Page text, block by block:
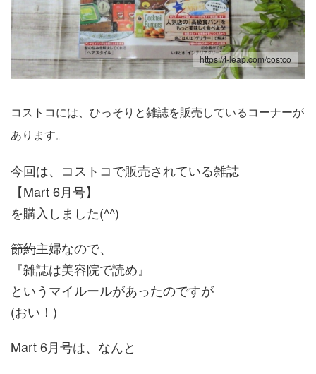
https://t-leap.com/costco
コストコには、ひっそりと雑誌を販売しているコーナーが
あります。
今回は、コストコで販売されている雑誌
【Mart 6月号】
を購入しました(^^)
節約主婦なので、
『雑誌は美容院で読め』
というマイルールがあったのですが
(おい！)
Mart 6月号は、なんと